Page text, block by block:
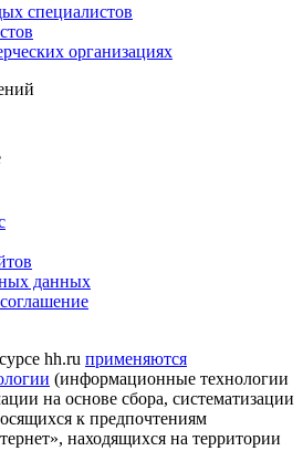
специалистов
организациях
данных
hh.ru применяются
(информационные технологии
на основе сбора, систематизации
к предпочтениям
находящихся на территории